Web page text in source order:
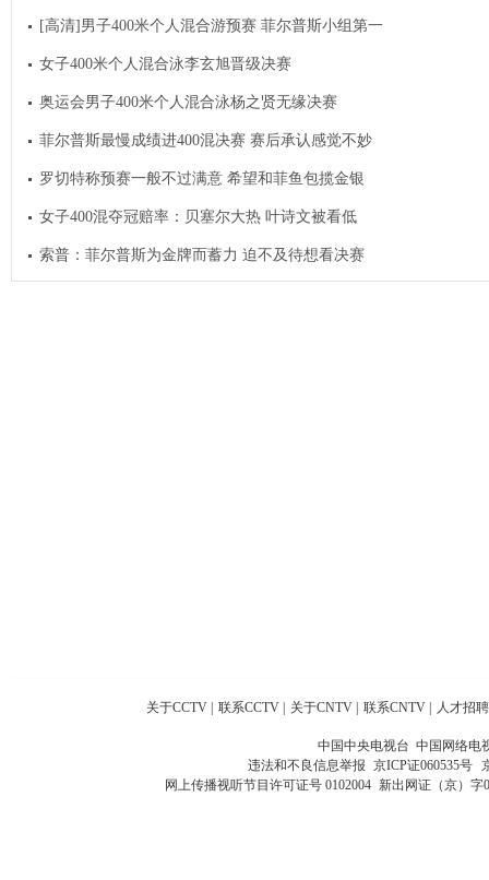
[高清]男子400米个人混合游预赛 菲尔普斯小组第一
女子400米个人混合泳李玄旭晋级决赛
奥运会男子400米个人混合泳杨之贤无缘决赛
菲尔普斯最慢成绩进400混决赛 赛后承认感觉不妙
罗切特称预赛一般不过满意 希望和菲鱼包揽金银
女子400混夺冠赔率：贝塞尔大热 叶诗文被看低
索普：菲尔普斯为金牌而蓄力 迫不及待想看决赛
关于CCTV 联系CCTV 关于CNTV 联系CNTV 人才招聘
中国中央电视台 中国网络电
违法和不良信息举报 京ICP证060535号
网上传播视听节目许可证号 0102004 新出网证（京）